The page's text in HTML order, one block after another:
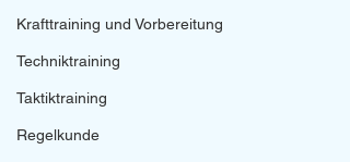
Krafttraining und Vorbereitung
Techniktraining
Taktiktraining
Regelkunde